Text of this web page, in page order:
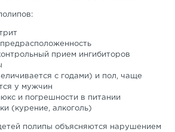
прием ингибиторов
с годами) и пол, чаще
у мужчин
и погрешности в питании
(курение, алкоголь)
полипы объясняются нарушением